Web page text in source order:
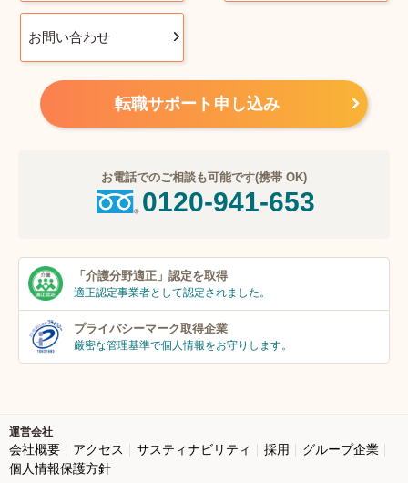
お問い合わせ
転職サポート申し込み
お電話でのご相談も可能です(携帯 OK)
0120-941-653
「介護分野適正」 認定を取得
適正認定事業者として認定されました。
プライバシーマーク取得企業
厳密な管理基準で個人情報をお守りします。
運営会社
会社概要 アクセス サスティナビリティ 採用
グループ企業
個人情報保護方針